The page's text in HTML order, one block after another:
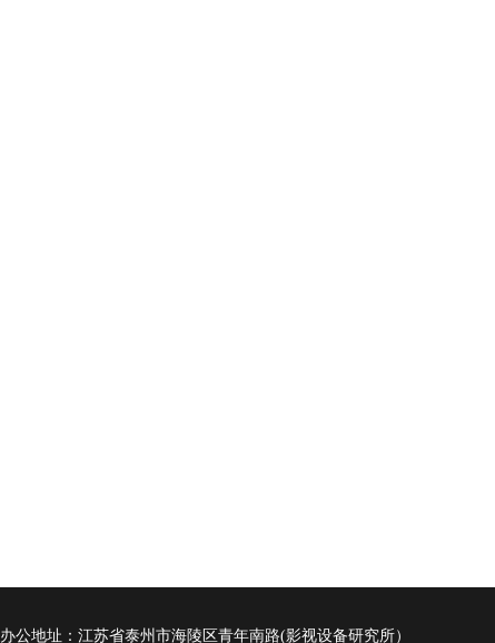
办公地址：江苏省泰州市海陵区青年南路(影视设备研究所）